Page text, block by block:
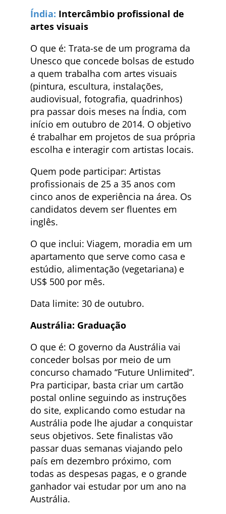
Índia: Intercâmbio profissional de
artes visuais
O que é: Trata-se de um programa da
Unesco que concede bolsas de estudo
a quem trabalha com artes visuais
(pintura, escultura, instalações,
audiovisual, fotografia, quadrinhos)
pra passar dois meses na Índia, com
início em outubro de 2014. O objetivo
é trabalhar em projetos de sua própria
escolha e interagir com artistas locais.
Quem pode participar: Artistas
profissionais de 25 a 35 anos com
cinco anos de experiência na área. Os
candidatos devem ser fluentes em
inglês.
O que inclui: Viagem, moradia em um
apartamento que serve como casa e
estúdio, alimentação (vegetariana) e
US$ 500 por mês.
Data limite: 30 de outubro.
Austrália: Graduação
O que é: O governo da Austrália vai
conceder bolsas por meio de um
concurso chamado “Future Unlimited”.
Pra participar, basta criar um cartão
postal online seguindo as instruções
do site, explicando como estudar na
Austrália pode lhe ajudar a conquistar
seus objetivos. Sete finalistas vão
passar duas semanas viajando pelo
país em dezembro próximo, com
todas as despesas pagas, e o grande
ganhador vai estudar por um ano na
Austrália.